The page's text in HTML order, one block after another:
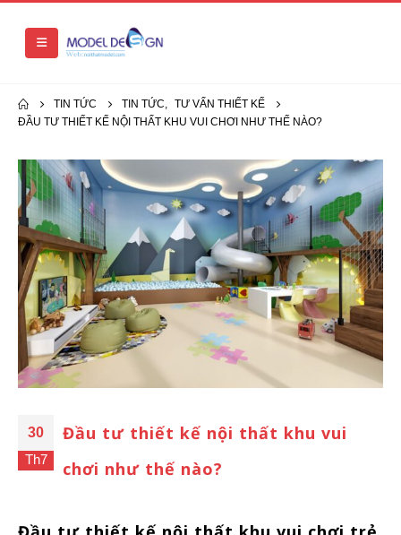
TIN TỨC TIN TỨC, TƯ VẤN THIẾT KẾ
ĐẦU TƯ THIẾT KẾ NỘI THẤT KHU VUI CHƠI NHƯ THẾ NÀO?
30
Th7
Đầu tư thiết kế nội thất khu vui
chơi như thế nào?